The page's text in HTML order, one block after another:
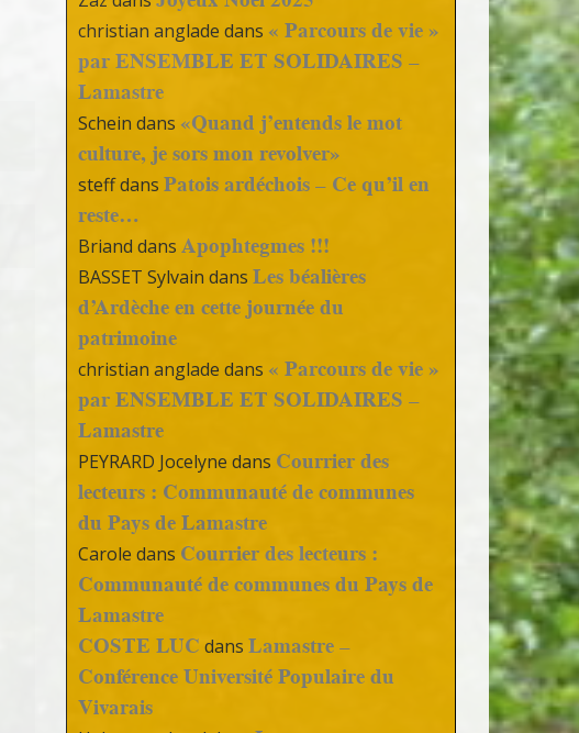
christian anglade dans « Parcours de vie »
par ENSEMBLE ET SOLIDAIRES –
Lamastre
Schein dans «Quand j’entends le mot
culture, je sors mon revolver»
steffdansPatois ardéchois – Ce qu’il en
reste…
Briand dansApophtegmes !!!
BASSET Sylvain dansLes béalières
d’Ardèche en cette journée du
patrimoine
christian anglade dans « Parcours de vie »
par ENSEMBLE ET SOLIDAIRES –
Lamastre
PEYRARD Jocelyne dans Courrier des
lecteurs : Communauté de communes
du Pays de Lamastre
Carole dans Courrier des lecteurs :
Communauté de communes du Pays de
Lamastre
COSTE LUC dansLamastre –
Conférence Université Populaire du
Vivarais